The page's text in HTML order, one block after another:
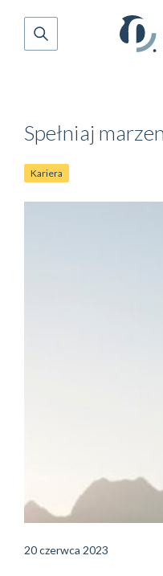
Spełniaj
Kariera
20 czerwca 2023